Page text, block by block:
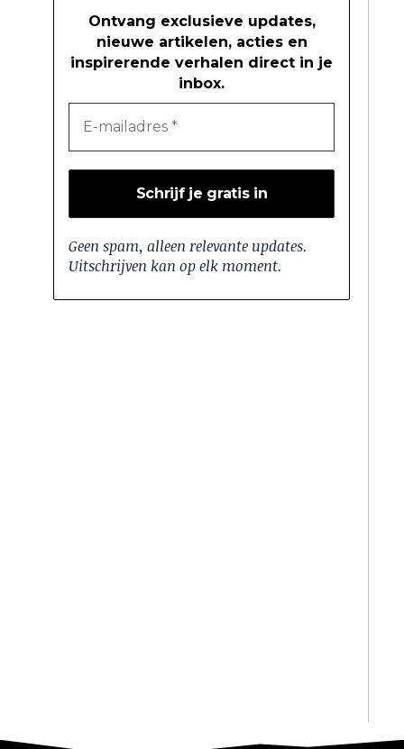
Ontvang exclusieve updates,
nieuwe artikelen, acties en
inspirerende verhalen direct in je
inbox.
Geen spam, alleen relevante updates.
Uitschrijven kan op elk moment.